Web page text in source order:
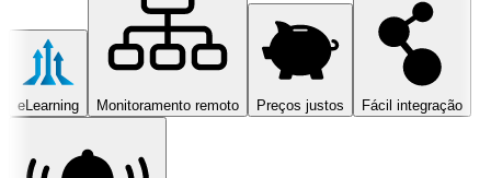
eLearning Monitoramento remoto Preços justos Fácil integração